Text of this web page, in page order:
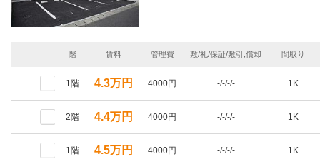
階 賃料 管理費 敷/礼/保証/敷引,償却 間取り
1階 4.3万円 4000円 -/-/-/- 1K
2階 4.4万円 4000円 -/-/-/- 1K
1階 4.5万円 4000円 -/-/-/- 1K